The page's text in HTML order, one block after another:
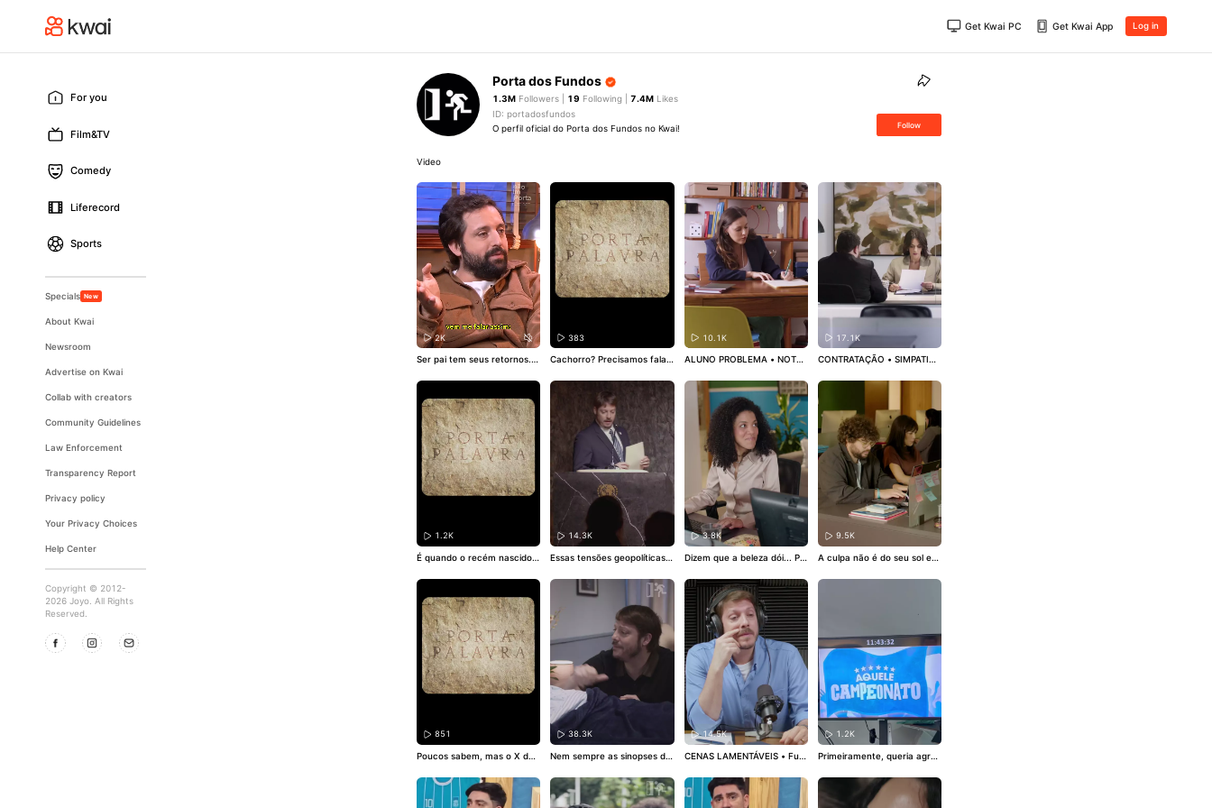
Get Kwai PC Get Kwai App Log in
For you
Film&TV
Comedy
Liferecord
Sports
Specials New
About Kwai
Newsroom
Advertise on Kwai
Collab with creators
Community Guidelines
Law Enforcement
Transparency Report
Privacy policy
Your Privacy Choices
Help Center
Copyright © 2012-
2026 Joyo. All Rights
Reserved.
Porta dos Fundos
1.3M Followers | 19 Following |7.4M Likes
ID: portadosfundos
O perfil oficial do Porta dos Fundos no Kwai!
Follow
Video
2K
Ser pai tem seus retornos. D
Vai, Greg, conta pros pais, p
futuros pais a boa que você
arrumou! Cupom da Reserv
a: DADIVA10. Pode usar o c
upom pra dar presente sem
ser pra pai também, tá liber
ado. #publicidade
383
Cachorro? Precisamos falar
seu nome desviado ao uso p
ejorativo. Cachorros, vacas,
cobras, cavalos, uni-vos. ▶️
CACHORRO | PORTA PALAVR
A
10.1K
ALUNO PROBLEMA • NOTA
da Primeira Série B não têm
a intenção de diminuir, ofen
der ou julgar nenhum grupo
minoritário com suas brinca
deiras, evitando sempre qua
lquer forma de preconceito,
todos da turma já estão len
do Bell Hooks e Djamila Ribei
ro. @thatilopes @fabioporch
#esquete Roteiro: @ojhon
atanmarques Direção: @bia
ncafrossard
17.1K
CONTRATAÇÃO • SIMPATIA
ÇÃO NO TRABALHO: Você v
o, canela, uma câmera de s
ua preferência e um chefe
que traia a esposa. O segre
do é estar preparado para o
momento certo... @lucianap
aesviva @estevamnabote#
esquete Roteiro: @ojhonata
nmarques Direção: @bianca
frossard
1.2K
É quando o recém nascido a
e com a fralda suja que um
poder lavar uma camisa se
m esgarçar pra usar de nov
o. E é por isso também que
alguém começou a pensar n
esse pai eternamente despe
rto com uma linha voltada à
paternidade. Se você é pai
ou quer dar um presente m
UERPÉRIO | PORTA PALAVRA
#2
14.3K
Essas tensões geopolíticas s
s que ver isso aí...Tô com es
sa tarefa aqui justamente pr
a resolver isso e já tô pensa
ndo em marcar uma reunião
pra gente alinhar e encontr
ar um horário na agenda do
s países. Ta complicado mes
mo, muita coisa acontecend
o, mas vamos marcar de re
solver sim.#esquete
humor
#declaração
3.8K
Dizem que a beleza dói... Po
também pode vir em forma
de creminhos gostosos de p
assar que fazem bem pra p
ele. Aí você segue a rotina d
e skincare enquanto mentali
za chegar aos 65 anos com
a pele viçosa, restaurada e
m 1h com o Cerapotinho de
@ceravebrasil, e a conta ba
ncária igualmente saudável.
#BarreiraSoComCeraVe #Ce
raVeSkinCare #Publicidade
9.5K
A culpa não é do seu sol em
os, vênus em câncer, Deus,
o ou aquele professor de ge
na quinta série. O problema
é seu caráter duvidoso.
#sig
no
#horóscopo #ascendent
e
#humor #esquete
851
Poucos sabem, mas o X do
LVA | PORTA PALAVRA#1
38.3K
Nem sempre as sinopses do
das. Às vezes, elas trazem u
ma reflexão ou até uma ho
menagem. E essa, em espe
14.5K
CENAS LAMENTÁVEIS • Fute
homem hétero é uma espéc
ie que não pode ser criada s
olta sem supervisão. Muito
1.2K
Primeiramente, queria agrad
gou do primeiro ao último mi
nuto. A gente só queria dar
uma alegria pro nosso povo.